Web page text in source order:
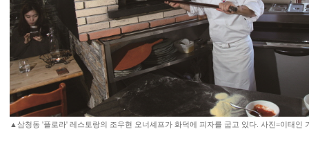
▲삼청동 '플로라' 레스토랑의 조우현 오너셰프가 화덕에 피자를 굽고 있다. 사진=이태인